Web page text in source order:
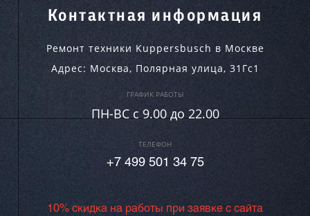
Контактная информация
Ремонт техники Kuppersbusch в Москве
Адрес: Москва, Полярная улица, 31Гс1
ГРАФИК РАБОТЫ
ПН-ВC c 9.00 до 22.00
ТЕЛЕФОН
+7 499 501 34 75
10% скидка на работы при заявке с сайта